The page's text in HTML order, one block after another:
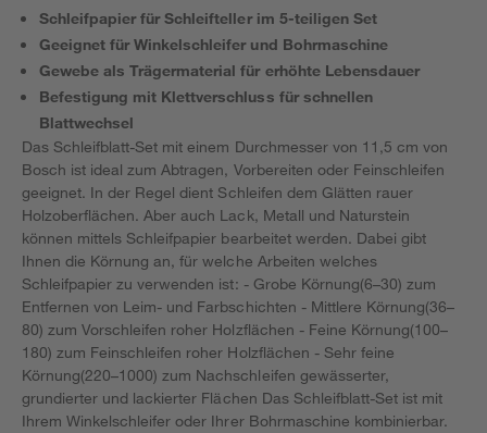
Schleifpapier für Schleifteller im 5-teiligen Set
Geeignet für Winkelschleifer und Bohrmaschine
Gewebe als Trägermaterial für erhöhte Lebensdauer
Befestigung mit Klettverschluss für schnellen
Blattwechsel
Das Schleifblatt-Set mit einem Durchmesser von 11,5 cm von
Bosch ist ideal zum Abtragen, Vorbereiten oder Feinschleifen
geeignet. In der Regel dient Schleifen dem Glätten rauer
Holzoberflächen. Aber auch Lack, Metall und Naturstein
können mittels Schleifpapier bearbeitet werden. Dabei gibt
Ihnen die Körnung an, für welche Arbeiten welches
Schleifpapier zu verwenden ist: - Grobe Körnung(6–30) zum
Entfernen von Leim- und Farbschichten - Mittlere Körnung(36–
80) zum Vorschleifen roher Holzflächen - Feine Körnung(100–
180) zum Feinschleifen roher Holzflächen - Sehr feine
Körnung(220–1000) zum Nachschleifen gewässerter,
grundierter und lackierter Flächen Das Schleifblatt-Set ist mit
Ihrem Winkelschleifer oder Ihrer Bohrmaschine kombinierbar.